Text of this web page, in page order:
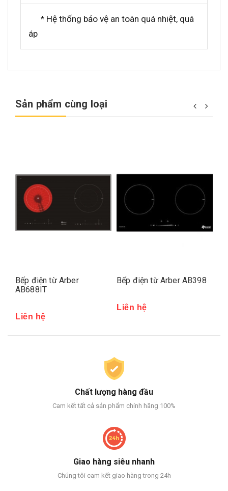
* Hệ thống bảo vệ an toàn quá nhiệt, quá
áp
Sản phẩm cùng loại
Bếp điện từ Arber
AB688IT
Liên hệ
Bếp điện từ Arber AB398
Liên hệ
Chất lượng hàng đầu
Cam kết tất cả sản phẩm chính hãng 100%
Giao hàng siêu nhanh
Chúng tôi cam kết giao hàng trong 24h